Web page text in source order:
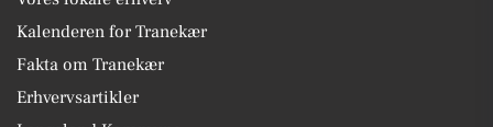
Kalenderen for Tranekær
Fakta om Tranekær
Erhvervsartikler